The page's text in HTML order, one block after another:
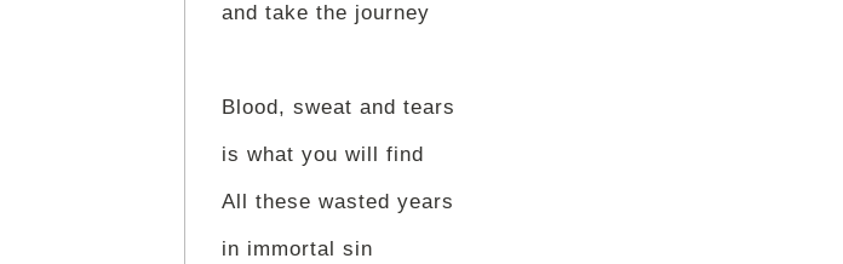
and take the journey
Blood, sweat and tears
is what you will find
All these wasted years
in immortal sin